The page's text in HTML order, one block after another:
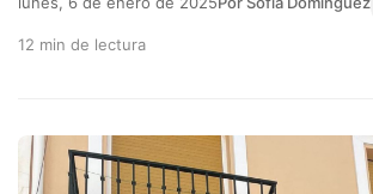
12 min de lectura